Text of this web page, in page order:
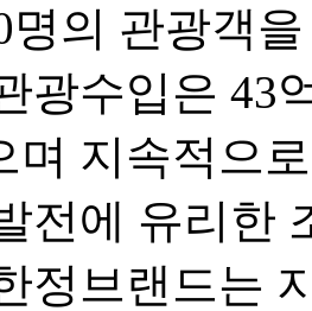
명의 관광객
광수입은 43
며 지속적으
전에 유리한
정브랜드는